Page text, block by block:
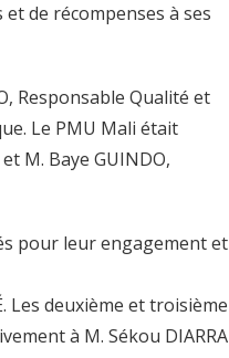
de récompenses à ses
Responsable Qualité et
Le PMU Mali était
M. Baye GUINDO,
pour leur engagement et
Les deuxième et troisième
à M. Sékou DIARRA